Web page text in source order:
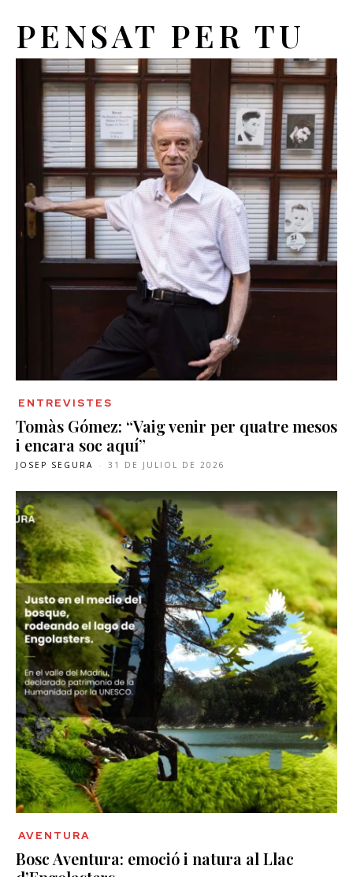
PENSAT PER TU
ENTREVISTES
Tomàs Gómez: “Vaig venir per quatre mesos
i encara soc aquí”
JOSEP SEGURA - 31 DE JULIOL DE 2026
AVENTURA
Bosc Aventura: emoció i natura al Llac